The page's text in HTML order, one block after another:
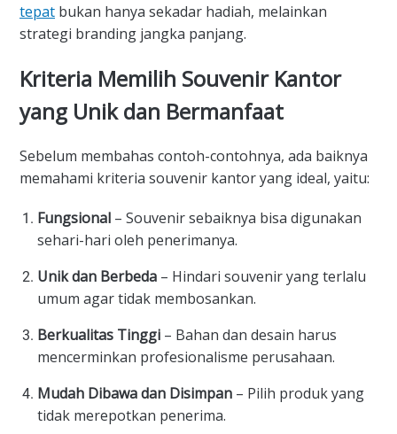
tepat bukan hanya sekadar hadiah, melainkan
strategi branding jangka panjang.
Kriteria Memilih Souvenir Kantor
yang Unik dan Bermanfaat
Sebelum membahas contoh-contohnya, ada baiknya
memahami kriteria souvenir kantor yang ideal, yaitu:
Fungsional – Souvenir sebaiknya bisa digunakan
sehari-hari oleh penerimanya.
Unik dan Berbeda – Hindari souvenir yang terlalu
umum agar tidak membosankan.
Berkualitas Tinggi – Bahan dan desain harus
mencerminkan profesionalisme perusahaan.
Mudah Dibawa dan Disimpan – Pilih produk yang
tidak merepotkan penerima.